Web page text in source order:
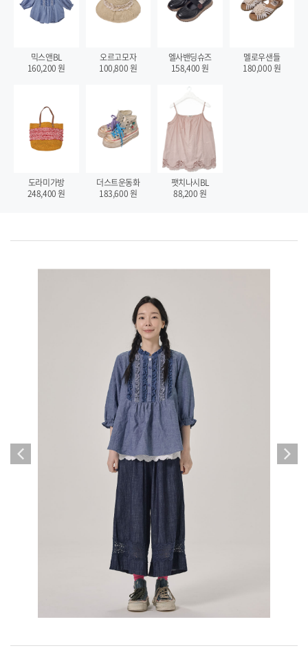
믹스앤BL
160,200원
오르고모자
100,800원
엘사밴딩슈즈
158,400원
멜로우샌들
180,000원
도라미가방
248,400원
더스트운동화
183,600원
팻치나시BL
88,200원